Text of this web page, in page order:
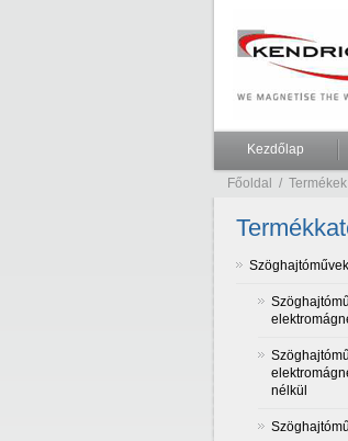
Kezdőlap
Főoldal / Termékek
nélkül